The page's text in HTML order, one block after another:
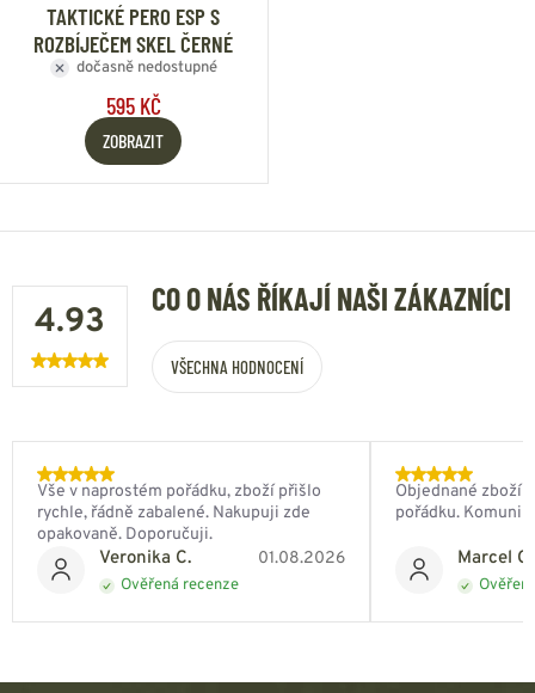
TAKTICKÉ PERO ESP S
ROZBÍJEČEM SKEL ČERNÉ
dočasně nedostupné
595 KČ
ZOBRAZIT
4.93
CO O NÁS ŘÍKAJÍ NAŠI ZÁKAZNÍCI
VŠECHNA HODNOCENÍ
Veronika C. 01.08.2026
Ověřená recenze
Vše v naprostém pořádku, zboží přišlo
rychle, řádně zabalené. Nakupuji zde
opakovaně. Doporučuji.
Marcel
Objednané zboží
pořádku.